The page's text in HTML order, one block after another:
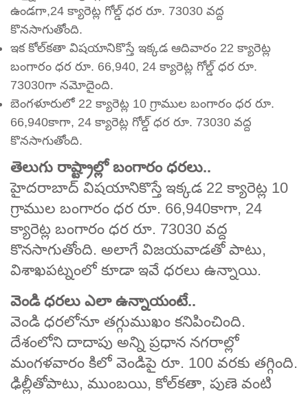
ఉండగా,24 క్యారెట్ల గోల్డ్‌ ధర రూ. 73030 వద్ద
కొనసాగుతోంది.
ఇక కోల్‌కతా విషయానికొస్తే ఇక్కడ ఆదివారం 22 క్యారెట్ల
బంగారం ధర రూ. 66,940, 24 క్యారెట్ల గోల్డ్‌ ధర రూ.
73030గా నమోదైంది.
బెంగళూరులో 22 క్యారెట్ల 10 గ్రాముల బంగారం ధర రూ.
66,940కాగా, 24 క్యారెట్ల గోల్డ్‌ ధర రూ. 73030 వద్ద
కొనసాగుతోంది.
తెలుగు రాష్ట్రాల్లో బంగారం ధరలు..
హైదరాబాద్‌ విషయానికొస్తే ఇక్కడ 22 క్యారెట్ల 10
గ్రాముల బంగారం ధర రూ. 66,940కాగా, 24
క్యారెట్ల బంగారం ధర రూ. 73030 వద్ద
కొనసాగుతోంది. అలాగే విజయవాడతో పాటు,
విశాఖపట్నంలో కూడా ఇవే ధరలు ఉన్నాయి.
వెండి ధరలు ఎలా ఉన్నాయంటే..
వెండి ధరలోనూ తగ్గుముఖం కనిపించింది.
దేశంలోని దాదాపు అన్ని ప్రధాన నగరాల్లో
మంగళవారం కిలో వెండిపై రూ. 100 వరకు తగ్గింది.
ఢిల్లీతోపాటు, ముంబయి, కోల్‌కతా, పుణె వంటి